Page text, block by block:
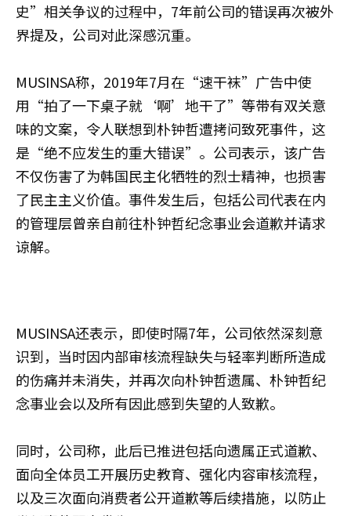
史”相关争议的过程中，7年前公司的错误再次被外
界提及，公司对此深感沉重。
MUSINSA称，2019年7月在“速干袜”广告中使
用“拍了一下桌子就‘啊’地干了”等带有双关意
味的文案，令人联想到朴钟哲遭拷问致死事件，这
是“绝不应发生的重大错误”。公司表示，该广告
不仅伤害了为韩国民主化牺牲的烈士精神，也损害
了民主主义价值。事件发生后，包括公司代表在内
的管理层曾亲自前往朴钟哲纪念事业会道歉并请求
谅解。
MUSINSA还表示，即使时隔7年，公司依然深刻意
识到，当时因内部审核流程缺失与轻率判断所造成
的伤痛并未消失，并再次向朴钟哲遗属、朴钟哲纪
念事业会以及所有因此感到失望的人致歉。
同时，公司称，此后已推进包括向遗属正式道歉、
面向全体员工开展历史教育、强化内容审核流程，
以及三次面向消费者公开道歉等后续措施，以防止